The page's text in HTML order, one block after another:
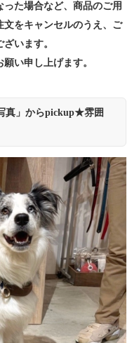
た場合など、商品のご用
をキャンセルのうえ、ご
います。
い申し上げます。
真」からpickup★雰囲